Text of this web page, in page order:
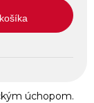
úchopom.